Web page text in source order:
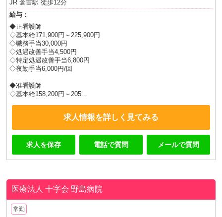
JR 倉吉駅 徒歩12分
給与：
◆正看護師
◇基本給171,900円～225,900円
◇職務手当30,000円
◇処遇改善手当4,500円
◇特定処遇改善手当6,800円
◇夜勤手当6,000円/回
◆准看護師
◇基本給158,200円～205...
求人情報を詳しく見てみる
求人を保存 電話で質問 メールで質問
医療法人 十字会 野島病院
常勤